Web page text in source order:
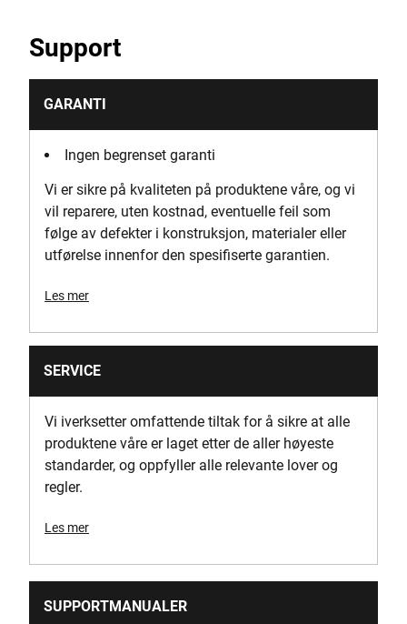
ett trykk metall plast lås
Antall brikker
Kartong
Type produktreferanse
Bærehåndtak
53
Produktets vekt [Kg]
1.75
Produktbredde [mm]
Yes
Support
GARANTI
Ingen begrenset garanti
Vi er sikre på kvaliteten på produktene våre, og vi
vil reparere, uten kostnad, eventuelle feil som
følge av defekter i konstruksjon, materialer eller
utførelse innenfor den spesifiserte garantien.
Les mer
SERVICE
Vi iverksetter omfattende tiltak for å sikre at alle
produktene våre er laget etter de aller høyeste
standarder, og oppfyller alle relevante lover og
regler.
Les mer
SUPPORTMANUALER